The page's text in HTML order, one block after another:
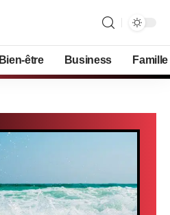
Bien-être Business Famille